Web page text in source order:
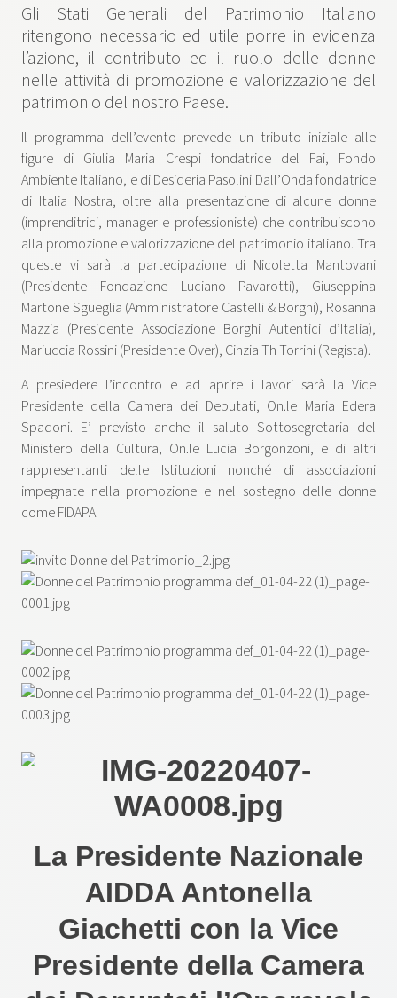
Gli Stati Generali del Patrimonio Italiano
ritengono necessario ed utile porre in evidenza
l’azione, il contributo ed il ruolo delle donne
nelle attività di promozione e valorizzazione del
patrimonio del nostro Paese.
Il programma dell’evento prevede un tributo iniziale alle
figure di Giulia Maria Crespi fondatrice del Fai, Fondo
Ambiente Italiano, e di Desideria Pasolini Dall’Onda fondatrice
di Italia Nostra, oltre alla presentazione di alcune donne
(imprenditrici, manager e professioniste) che contribuiscono
alla promozione e valorizzazione del patrimonio italiano. Tra
queste vi sarà la partecipazione di Nicoletta Mantovani
(Presidente Fondazione Luciano Pavarotti), Giuseppina
Martone Sgueglia (Amministratore Castelli & Borghi), Rosanna
Mazzia (Presidente Associazione Borghi Autentici d’Italia),
Mariuccia Rossini (Presidente Over), Cinzia Th Torrini (Regista).
A presiedere l’incontro e ad aprire i lavori sarà la Vice
Presidente della Camera dei Deputati, On.le Maria Edera
Spadoni. E’ previsto anche il saluto Sottosegretaria del
Ministero della Cultura, On.le Lucia Borgonzoni, e di altri
rappresentanti delle Istituzioni nonché di associazioni
impegnate nella promozione e nel sostegno delle donne
come FIDAPA.
La Presidente Nazionale
AIDDA Antonella
Giachetti con la Vice
Presidente della Camera